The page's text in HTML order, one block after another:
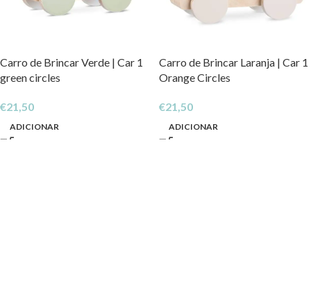
Carro de Brincar Verde | Car 1
green circles
€21,50
ADICIONAR
Carro de Brincar Laranja | Car 1
Orange Circles
€21,50
ADICIONAR